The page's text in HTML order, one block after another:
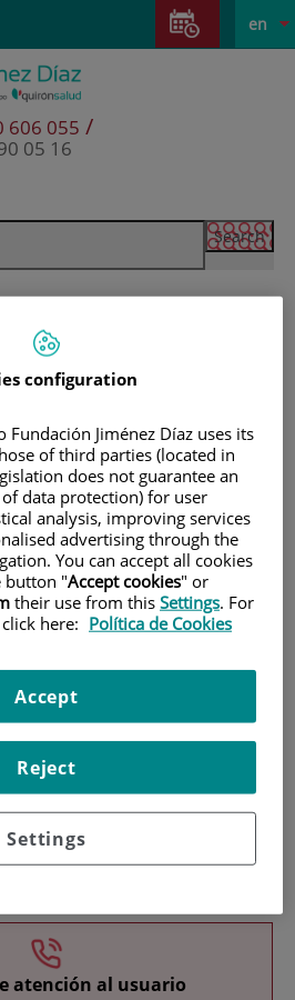
Active
en
606 055 /
05 16
visitors
atención al usuario
configuration
Jiménez Díaz uses its
of third parties (located in
does not guarantee an
data protection) for user
analysis, improving services
advertising through the
You can accept all cookies
button "Accept cookies" or
their use from this Settings. For
here: Política de Cookies
Settings
Reject
Accept